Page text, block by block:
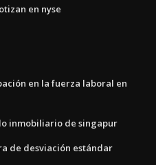
en nyse
en la fuerza laboral en
inmobiliario de singapur
de desviación estándar